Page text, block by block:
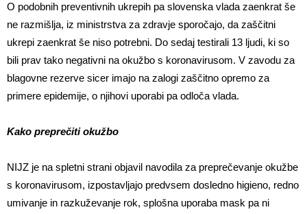
O podobnih preventivnih ukrepih pa slovenska vlada zaenkrat še
ne razmišlja, iz ministrstva za zdravje sporočajo, da zaščitni
ukrepi zaenkrat še niso potrebni. Do sedaj testirali 13 ljudi, ki so
bili prav tako negativni na okužbo s koronavirusom. V zavodu za
blagovne rezerve sicer imajo na zalogi zaščitno opremo za
primere epidemije, o njihovi uporabi pa odloča vlada.
Kako preprečiti okužbo
NIJZ je na spletni strani objavil navodila za preprečevanje okužbe
s koronavirusom, izpostavljajo predvsem dosledno higieno, redno
umivanje in razkuževanje rok, splošna uporaba mask pa ni